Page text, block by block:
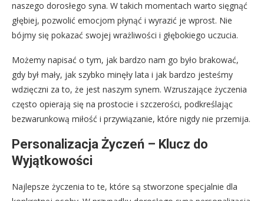
naszego dorosłego syna. W takich momentach warto sięgnąć
głębiej, pozwolić emocjom płynąć i wyrazić je wprost. Nie
bójmy się pokazać swojej wrażliwości i głębokiego uczucia.
Możemy napisać o tym, jak bardzo nam go było brakować,
gdy był mały, jak szybko minęły lata i jak bardzo jesteśmy
wdzięczni za to, że jest naszym synem. Wzruszające życzenia
często opierają się na prostocie i szczerości, podkreślając
bezwarunkową miłość i przywiązanie, które nigdy nie przemija.
Personalizacja Życzeń – Klucz do
Wyjątkowości
Najlepsze życzenia to te, które są stworzone specjalnie dla